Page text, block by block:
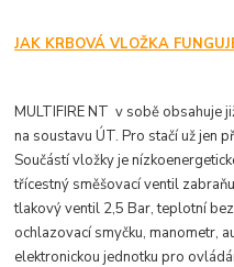
JAK KRBOVÁ VLOŽKA
MULTIFIRE NT v sobě obsahuje
na soustavu ÚT. Pro stačí už jen
Součástí vložky je
třícestný směšovací ventil
tlakový ventil 2,5 Bar, teplotní
ochlazovací smyčku, manometr,
elektronickou jednotku pro